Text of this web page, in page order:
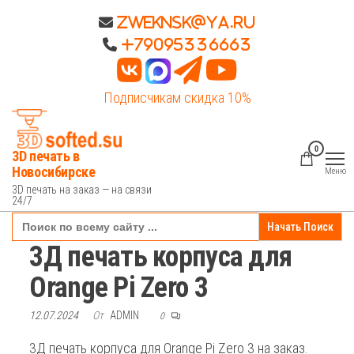
Zweknsk@ya.ru
+79095336663
Подписчикам скидка 10%
3D печать в
Новосибирске
3D печать на заказ — на связи
24/7
0
Меню
Search
for:
3Д печать корпуса для
Orange Pi Zero 3
12.07.2024 От ADMIN 0
3Д печать корпуса для Orange Pi Zero 3 на заказ.